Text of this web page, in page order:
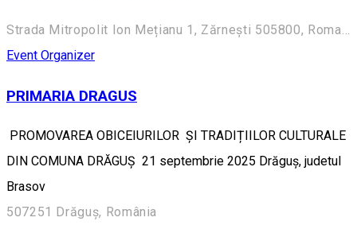
Strada Mitropolit Ion Mețianu 1, Zărnești 505800, Romania
Event Organizer
PRIMARIA DRAGUS
PROMOVAREA OBICEIURILOR ȘI TRADIȚIILOR CULTURALE
DIN COMUNA DRĂGUȘ 21 septembrie 2025 Drăguș, judetul
Brasov
507251 Drăguș, România